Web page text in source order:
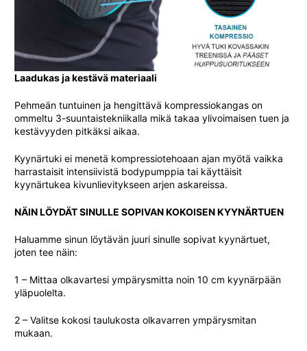
Laadukas ja kestävä materiaali
Pehmeän tuntuinen ja hengittävä kompressiokangas on
ommeltu 3-suuntaistekniikalla mikä takaa ylivoimaisen tuen ja
kestävyyden pitkäksi aikaa.
Kyynärtuki ei menetä kompressiotehoaan ajan myötä vaikka
harrastaisit intensiivistä bodypumppia tai käyttäisit
kyynärtukea kivunlievitykseen arjen askareissa.
NÄIN LÖYDÄT SINULLE SOPIVAN KOKOISEN KYYNÄRTUEN
Haluamme sinun löytävän juuri sinulle sopivat kyynärtuet,
joten tee näin:
1 – Mittaa olkavartesi ympärysmitta noin 10 cm kyynärpään
yläpuolelta.
2 – Valitse kokosi taulukosta olkavarren ympärysmitan
mukaan.